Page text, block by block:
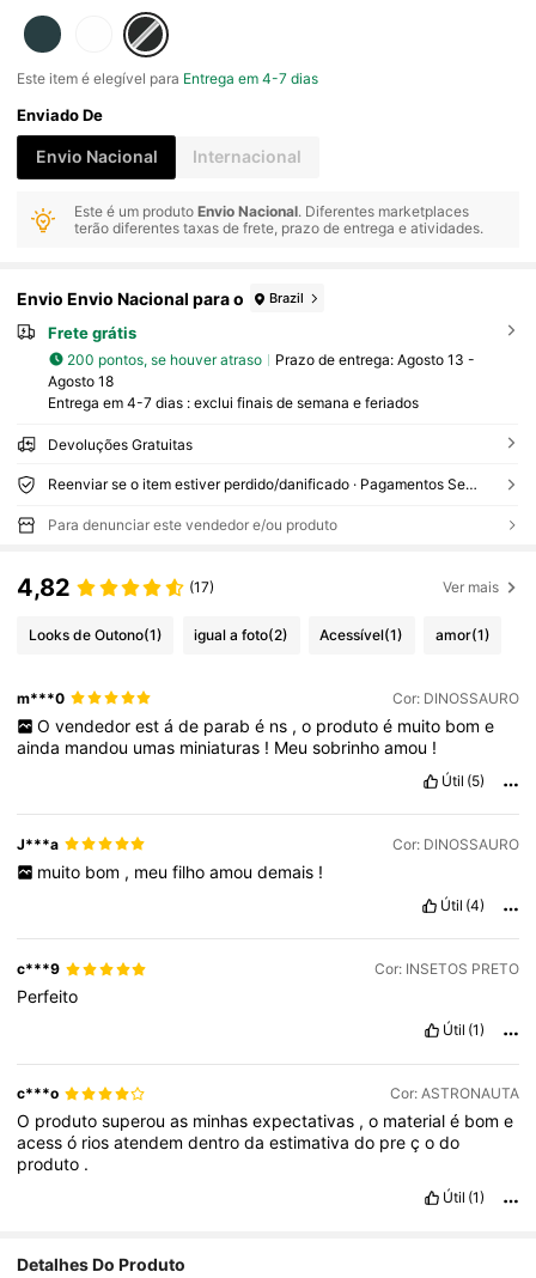
Este item é elegível para Entrega em 4-7 dias
Enviado De
Envio Nacional Internacional
Este é um produtoEnvio Nacional. Diferentes marketplaces
terão diferentes taxas de frete, prazo de entrega e atividades.
Envio Envio Nacional para o Brazil
Frete grátis
200 pontos, se houver atraso Prazo de entrega: Agosto 13 -
Agosto 18
Entrega em 4-7 dias : exclui finais de semana e feriados
Devoluções Gratuitas
Reenviar se o item estiver perdido/danificado · Pagamentos Seguros · Proteção de privacidade
Para denunciar este vendedor e/ou produto
4,82 (17) Ver mais
Looks de Outono(1) igual a foto(2) Acessível(1) amor(1)
m***0 Cor: DINOSSAURO
O vendedor est á de parab é ns , o produto é muito bom e
ainda mandou umas miniaturas ! Meusobrinhoamou !
Útil (5)
J***a Cor: DINOSSAURO
muito bom , meu filho amou demais !
Útil (4)
c***9 Cor: INSETOS PRETO
Perfeito
Útil (1)
c***o Cor: ASTRONAUTA
O produtosuperouas minhasexpectativas ,o materialé bome
acessó riosatendemdentrodaestimativado preçodo
produto .
Útil (1)
Detalhes Do Produto
4,78 229 Seguidores